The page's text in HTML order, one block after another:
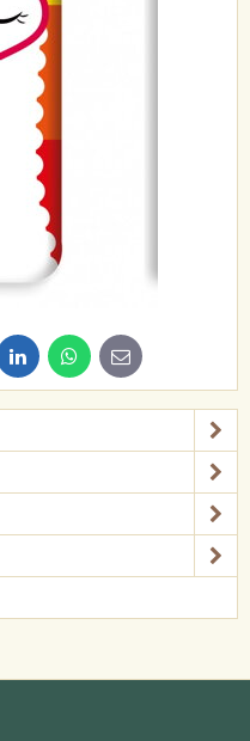
LinkedInWhatsApp
E-
mail